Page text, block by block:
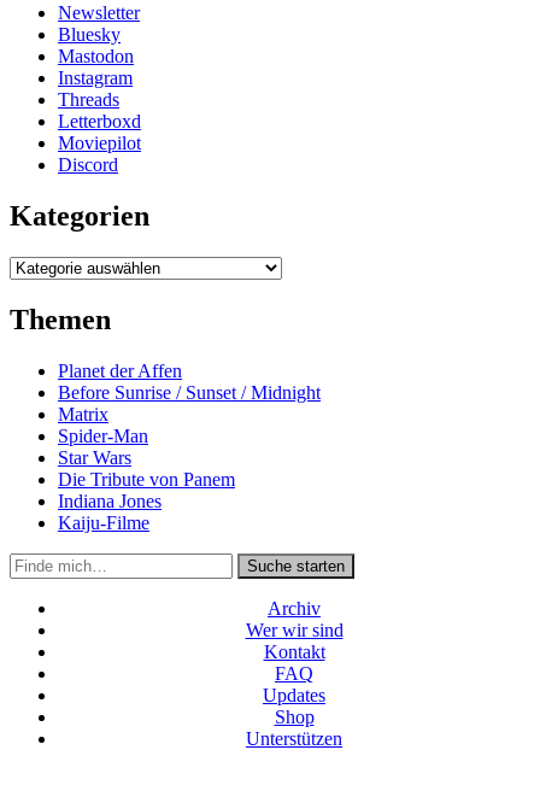
Newsletter
Bluesky
Mastodon
Instagram
Threads
Letterboxd
Moviepilot
Discord
Kategorien
Kategorien
Themen
Planet der Affen
Before Sunrise / Sunset / Midnight
Matrix
Spider-Man
Star Wars
Die Tribute von Panem
Indiana Jones
Kaiju-Filme
Suche
in
https://secondunit-
podcast.de/
Suche starten
Archiv
Wer wir sind
Kontakt
FAQ
Updates
Shop
Unterstützen